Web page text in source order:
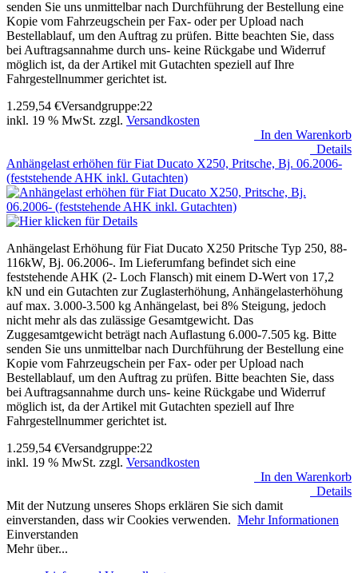
senden Sie uns unmittelbar nach Durchführung der Bestellung eine
Kopie vom Fahrzeugschein per Fax- oder per Upload nach
Bestellablauf, um den Auftrag zu prüfen. Bitte beachten Sie, dass
bei Auftragsannahme durch uns- keine Rückgabe und Widerruf
möglich ist, da der Artikel mit Gutachten speziell auf Ihre
Fahrgestellnummer gerichtet ist.
1.259,54 €Versandgruppe:22
inkl. 19 % MwSt. zzgl. Versandkosten
In den Warenkorb
Details
Anhängelast erhöhen für Fiat Ducato X250, Pritsche, Bj. 06.2006-
(feststehende AHK inkl. Gutachten)
Anhängelast Erhöhung für Fiat Ducato X250 Pritsche Typ 250, 88-
116kW, Bj. 06.2006-. Im Lieferumfang befindet sich eine
feststehende AHK (2- Loch Flansch) mit einem D-Wert von 17,2
kN und ein Gutachten zur Zuglasterhöhung, Anhängelasterhöhung
auf max. 3.000-3.500 kg Anhängelast, bei 8% Steigung, jedoch
nicht mehr als das zulässige Gesamtgewicht. Das
Zuggesamtgewicht beträgt nach Auflastung 6.000-7.505 kg. Bitte
senden Sie uns unmittelbar nach Durchführung der Bestellung eine
Kopie vom Fahrzeugschein per Fax- oder per Upload nach
Bestellablauf, um den Auftrag zu prüfen. Bitte beachten Sie, dass
bei Auftragsannahme durch uns- keine Rückgabe und Widerruf
möglich ist, da der Artikel mit Gutachten speziell auf Ihre
Fahrgestellnummer gerichtet ist.
1.259,54 €Versandgruppe:22
inkl. 19 % MwSt. zzgl. Versandkosten
In den Warenkorb
Details
Mit der Nutzung unseres Shops erklären Sie sich damit
einverstanden, dass wir Cookies verwenden. Mehr Informationen
Einverstanden
Mehr über...